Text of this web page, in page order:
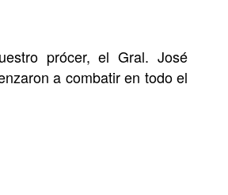
prócer, el Gral. José
a combatir en todo el